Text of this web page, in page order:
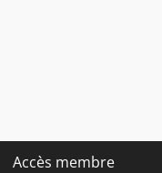
Accès membre